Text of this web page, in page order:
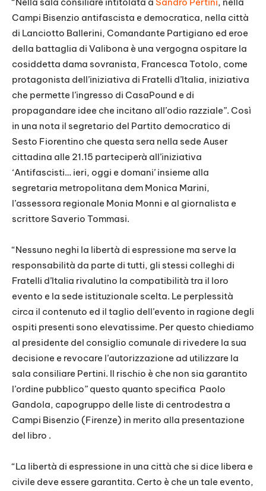
“Nella sala consiliare intitolata a Sandro Pertini, nella
Campi Bisenzio antifascista e democratica, nella città
di Lanciotto Ballerini, Comandante Partigiano ed eroe
della battaglia di Valibona è una vergogna ospitare la
cosiddetta dama sovranista, Francesca Totolo, come
protagonista dell’iniziativa di Fratelli d’Italia, iniziativa
che permette l’ingresso di CasaPound e di
propagandare idee che incitano all’odio razziale”. Così
in una nota il segretario del Partito democratico di
Sesto Fiorentino che questa sera nella sede Auser
cittadina alle 21.15 parteciperà all’iniziativa
‘Antifascisti… ieri, oggi e domani’ insieme alla
segretaria metropolitana dem Monica Marini,
l’assessora regionale Monia Monni e al giornalista e
scrittore Saverio Tommasi.
“Nessuno neghi la libertà di espressione ma serve la
responsabilità da parte di tutti, gli stessi colleghi di
Fratelli d’Italia rivalutino la compatibilità tra il loro
evento e la sede istituzionale scelta. Le perplessità
circa il contenuto ed il taglio dell’evento in ragione degli
ospiti presenti sono elevatissime. Per questo chiediamo
al presidente del consiglio comunale di rivedere la sua
decisione e revocare l’autorizzazione ad utilizzare la
sala consiliare Pertini. Il rischio è che non sia garantito
l’ordine pubblico” questo quanto specifica Paolo
Gandola, capogruppo delle liste di centrodestra a
Campi Bisenzio (Firenze) in merito alla presentazione
del libro .
“La libertà di espressione in una città che si dice libera e
civile deve essere garantita. Certo è che un tale evento,